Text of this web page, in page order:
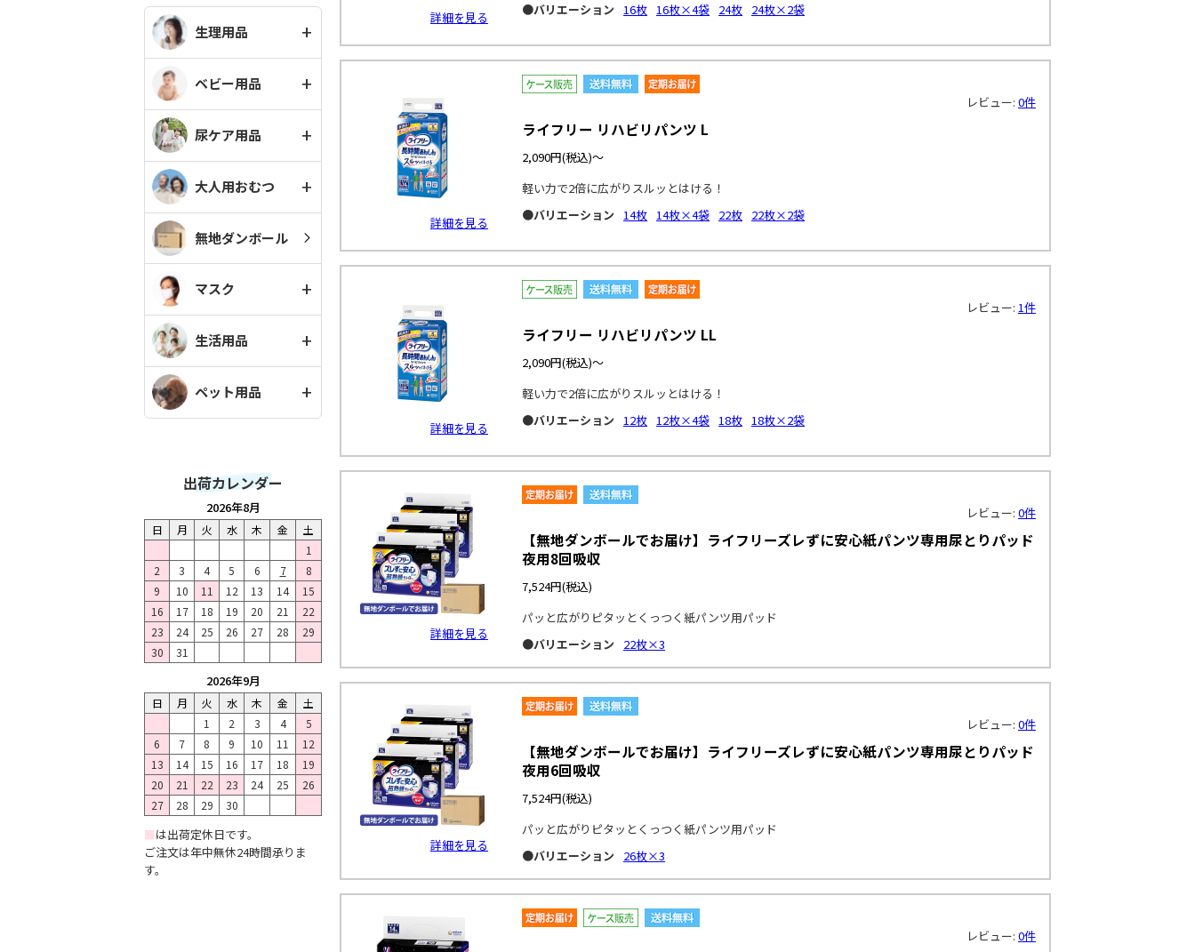
生理用品
ベビー用品
尿ケア用品
大人用おむつ
無地ダンボール
マスク
生活用品
ペット用品
出荷カレンダー
2026年8月
日 月 火 水 木 金
土
1
2
3 4 5 6 7
8
9
10 11 12 13 14
15
16
17 18 19 20 21
22
23
24 25 26 27 28
29
30
31
2026年9月
日 月 火 水 木 金
土
1
2 3 4
5
6
7 8 9 10 11
12
13
14 15 16 17 18
19
20
21 22 23 24 25
26
27
28 29 30
■は出荷定休日です。
ご注文は年中無休24時間承りま
す。
詳細を見る
●バリエーション 16枚 16枚×4袋 24枚 24枚×2袋
詳細を見る
レビュー: 0件
ライフリー リハビリパンツ L
2,090円(税込)～
軽い力で2倍に広がりスルッとはける！
●バリエーション 14枚 14枚×4袋 22枚 22枚×2袋
詳細を見る
レビュー: 1件
ライフリー リハビリパンツ LL
2,090円(税込)～
軽い力で2倍に広がりスルッとはける！
●バリエーション 12枚 12枚×4袋 18枚 18枚×2袋
詳細を見る
レビュー: 0件
【無地ダンボールでお届け】ライフリーズレずに安心紙パンツ専用尿とりパッド
夜用8回吸収
7,524円(税込)
パッと広がりピタッとくっつく紙パンツ用パッド
●バリエーション
22枚×3
詳細を見る
レビュー: 0件
【無地ダンボールでお届け】ライフリーズレずに安心紙パンツ専用尿とりパッド
夜用6回吸収
7,524円(税込)
パッと広がりピタッとくっつく紙パンツ用パッド
●バリエーション
26枚×3
レビュー: 0件